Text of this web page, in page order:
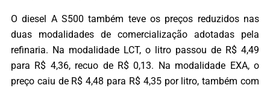
O diesel A S500 também teve os preços reduzidos nas
duas modalidades de comercialização adotadas pela
refinaria. Na modalidade LCT, o litro passou de R$ 4,49
para R$ 4,36, recuo de R$ 0,13. Na modalidade EXA, o
preço caiu de R$ 4,48 para R$ 4,35 por litro, também com